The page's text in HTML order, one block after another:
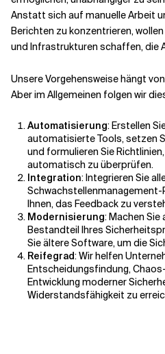
Anstatt sich auf manuelle Arbeit
Berichten zu konzentrieren,
und Infrastrukturen schaffen, die
Unsere Vorgehensweise hängt
Aber im Allgemeinen folgen wir
Automatisierung: Erstellen
automatisierte Tools, setzen
und formulieren Sie
automatisch zu überprüfen.
Integration: Integrieren Sie
Schwachstellenmanagement-
Ihnen, das Feedback zu
Modernisierung: Machen
Bestandteil Ihres
Sie ältere Software, um die
Reifegrad: Wir helfen
Entscheidungsfindung,
Entwicklung moderner
Widerstandsfähigkeit zu